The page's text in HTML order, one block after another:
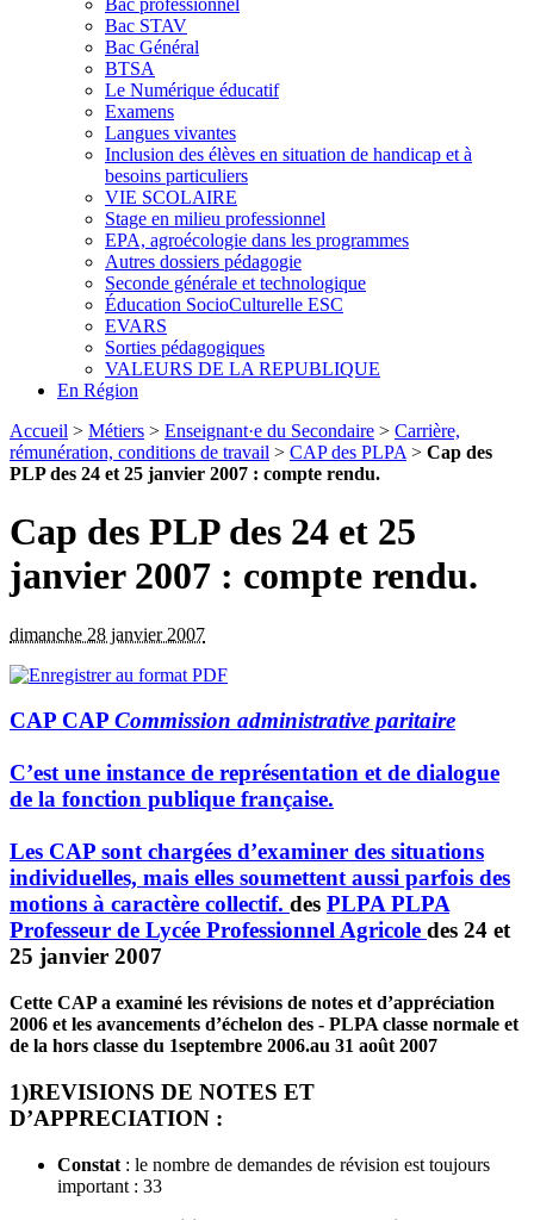
Bac STAV
Bac Général
BTSA
Le Numérique éducatif
Examens
Langues vivantes
Inclusion des élèves en situation de handicap et à
besoins particuliers
VIE SCOLAIRE
Stage en milieu professionnel
EPA, agroécologie dans les programmes
Autres dossiers pédagogie
Seconde générale et technologique
Éducation SocioCulturelle ESC
EVARS
Sorties pédagogiques
VALEURS DE LA REPUBLIQUE
En Région
Accueil > Métiers > Enseignant·e du Secondaire > Carrière,
rémunération, conditions de travail > CAP des PLPA > Cap des
PLP des 24 et 25 janvier 2007 : compte rendu.
Cap des PLP des 24 et 25
janvier 2007 : compte rendu.
dimanche 28 janvier 2007
CAP CAP Commission administrative paritaire
C’est une instance de représentation et de dialogue
de la fonction publique française.
Les CAP sont chargées d’examiner des situations
individuelles, mais elles soumettent aussi parfois des
motions à caractère collectif. des PLPA PLPA
Professeur de Lycée Professionnel Agricole des 24 et
25 janvier 2007
Cette CAP a examiné les révisions de notes et d’appréciation
2006 et les avancements d’échelon des - PLPA classe normale et
de la hors classe du 1septembre 2006.au 31 août 2007
1)REVISIONS DE NOTES ET
D’APPRECIATION :
Constat : le nombre de demandes de révision est toujours
important : 33